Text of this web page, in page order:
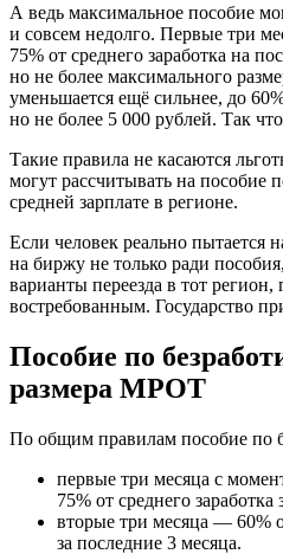
А ведь максимальное пособие
и совсем недолго. Первые три
75% от среднего заработка на
но не более максимального
уменьшается ещё сильнее, до
но не более 5 000 рублей. Так
Такие правила не касаются
могут рассчитывать на пособие
средней зарплате в регионе.
Если человек реально пытается
на биржу не только ради
варианты переезда в тот регион,
востребованным. Государство
Пособие по
размера МРОТ
По общим правилам пособие по
первые три месяца с
75% от среднего
вторые три месяца — 60%
за последние 3 месяца.